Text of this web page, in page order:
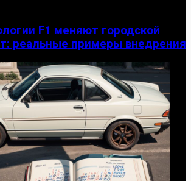
F1 меняют городской
реальные примеры внедрения